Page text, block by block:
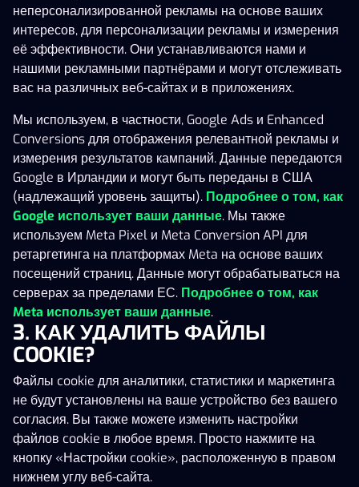
Mighty Black KnightFootball Star DeluxeWilly's Hot Chillies
African Quest Pickaxe Payday Action Collect Dream
1 711 560 €
777 Wheel Blitz
Mr. Oinkster's Hold and Win 10,000
НОВОЕ Max Spinwell: Time Chronicles
Savannah Strike
НОВОЕ
неперсонализированной рекламы на основе ваших
интересов, для персонализации рекламы и измерения
её эффективности. Они устанавливаются нами и
нашими рекламными партнёрами и могут отслеживать
вас на различных веб-сайтах и в приложениях.
Мы используем, в частности, Google Ads и Enhanced
Conversions для отображения релевантной рекламы и
измерения результатов кампаний. Данные передаются
Google в Ирландии и могут быть переданы в США
(надлежащий уровень защиты). Подробнее о том, как
Google использует ваши данные. Мы также
используем Meta Pixel и Meta Conversion API для
ретаргетинга на платформах Meta на основе ваших
посещений страниц. Данные могут обрабатываться на
серверах за пределами ЕС. Подробнее о том, как
Meta использует ваши данные.
3. КАК УДАЛИТЬ ФАЙЛЫ
COOKIE?
Файлы cookie для аналитики, статистики и маркетинга
не будут установлены на ваше устройство без вашего
согласия. Вы также можете изменить настройки
файлов cookie в любое время. Просто нажмите на
кнопку «Настройки cookie», расположенную в правом
нижнем углу веб-сайта.